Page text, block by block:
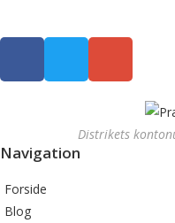
Distrikets
Navigation
Forside
Blog